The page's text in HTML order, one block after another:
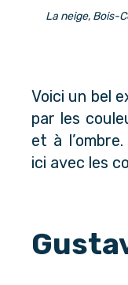
La neige, Bois-
Voici un bel
par les
et à
ici avec les